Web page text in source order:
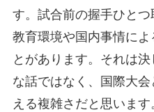
す。試合前の握手ひと
教育環境や国内事情に
とがあります。それは
な話ではなく、国際大
える複雑さだと思います